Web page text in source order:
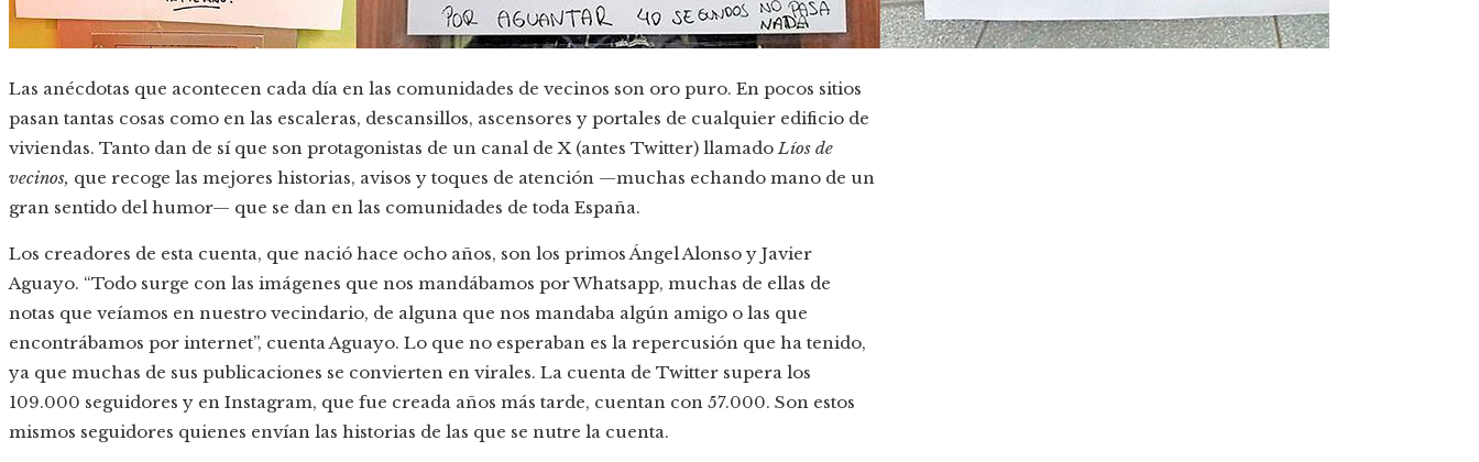
Las anécdotas que acontecen cada día en las comunidades de vecinos son oro puro. En pocos sitios
pasan tantas cosas como en las escaleras, descansillos, ascensores y portales de cualquier edificio de
viviendas. Tanto dan de sí que son protagonistas de un canal de X (antes Twitter) llamadoLíos de
vecinos, que recoge las mejores historias, avisos y toques de atención —muchas echando mano de un
gran sentido del humor— que se dan en las comunidades de toda España.
Los creadores de esta cuenta, que nació hace ocho años, son los primos Ángel Alonso y Javier
Aguayo. “Todo surge con las imágenes que nos mandábamos por Whatsapp, muchas de ellas de
notas que veíamos en nuestro vecindario, de alguna que nos mandaba algún amigo o las que
encontrábamos por internet”, cuenta Aguayo. Lo que no esperaban es la repercusión que ha tenido,
ya que muchas de sus publicaciones se convierten en virales. La cuenta de Twitter supera los
109.000 seguidores y en Instagram, que fue creada años más tarde, cuentan con 57.000. Son estos
mismos seguidores quienes envían las historias de las que se nutre la cuenta.